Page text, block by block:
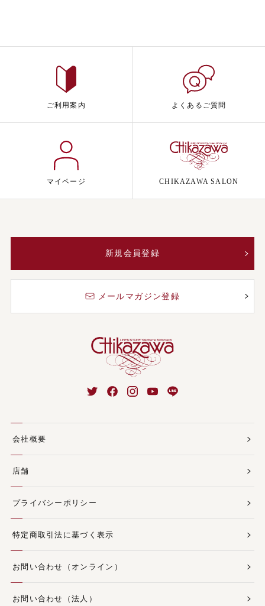
ご利用案内 よくあるご質問
マイページ CHIKAZAWA SALON
新規会員登録
メールマガジン登録
会社概要
店舗
プライバシーポリシー
特定商取引法に基づく表示
お問い合わせ（オンライン）
お問い合わせ（法人）